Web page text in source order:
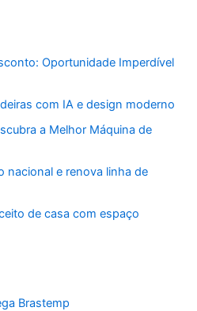
Oportunidade Imperdível
com IA e design moderno
a Melhor Máquina de
nacional e renova linha de
de casa com espaço
Brastemp